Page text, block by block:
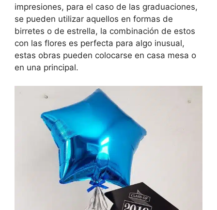
impresiones, para el caso de las graduaciones,
se pueden utilizar aquellos en formas de
birretes o de estrella, la combinación de estos
con las flores es perfecta para algo inusual,
estas obras pueden colocarse en casa mesa o
en una principal.